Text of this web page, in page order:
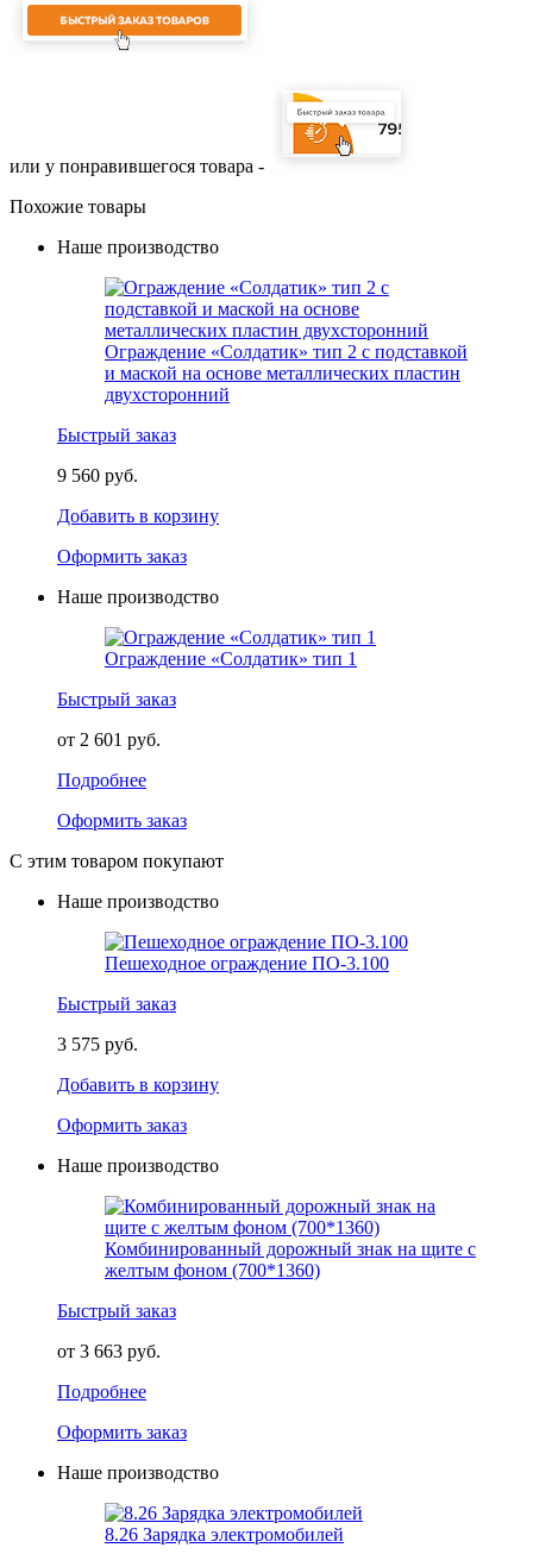
или у понравившегося товара -
Похожие товары
Наше производство
Ограждение «Солдатик» тип 2 с подставкой
и маской на основе металлических пластин
двухсторонний
Быстрый заказ
9 560 руб.
Добавить в корзину
Оформить заказ
Наше производство
Ограждение «Солдатик» тип 1
Быстрый заказ
от 2 601 руб.
Подробнее
Оформить заказ
С этим товаром покупают
Наше производство
Пешеходное ограждение ПО-3.100
Быстрый заказ
3 575 руб.
Добавить в корзину
Оформить заказ
Наше производство
Комбинированный дорожный знак на щите с
желтым фоном (700*1360)
Быстрый заказ
от 3 663 руб.
Подробнее
Оформить заказ
Наше производство
8.26 Зарядка электромобилей